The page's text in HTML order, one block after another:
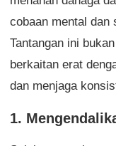
cobaan mental dan
Tantangan ini
berkaitan erat
dan menjaga
1.